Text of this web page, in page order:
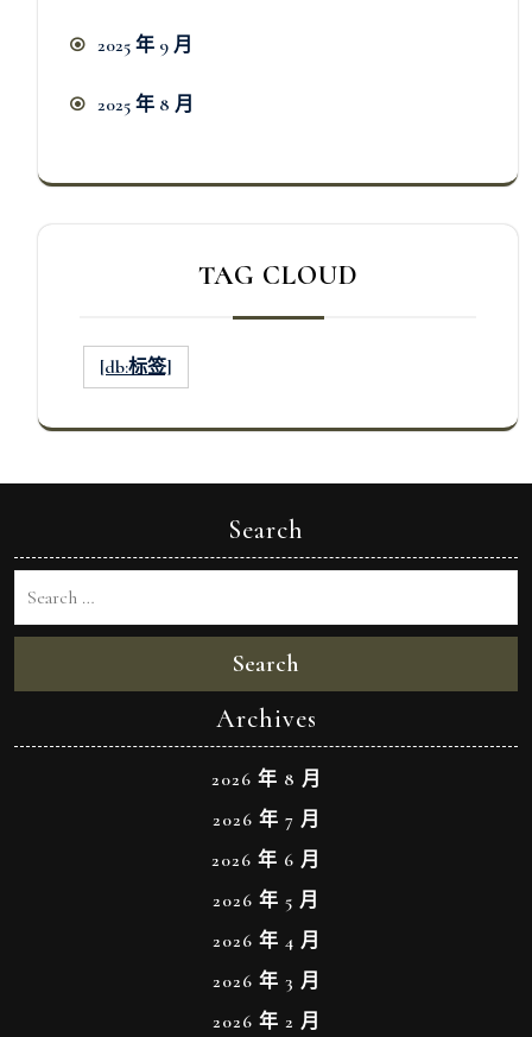
2025 年 9 月
2025 年 8 月
TAG CLOUD
[db:标签]
Search
Search
Archives
2026 年 8 月
2026 年 7 月
2026 年 6 月
2026 年 5 月
2026 年 4 月
2026 年 3 月
2026 年 2 月